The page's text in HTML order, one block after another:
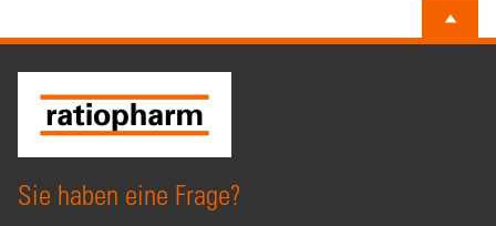
Sie haben eine Frage?